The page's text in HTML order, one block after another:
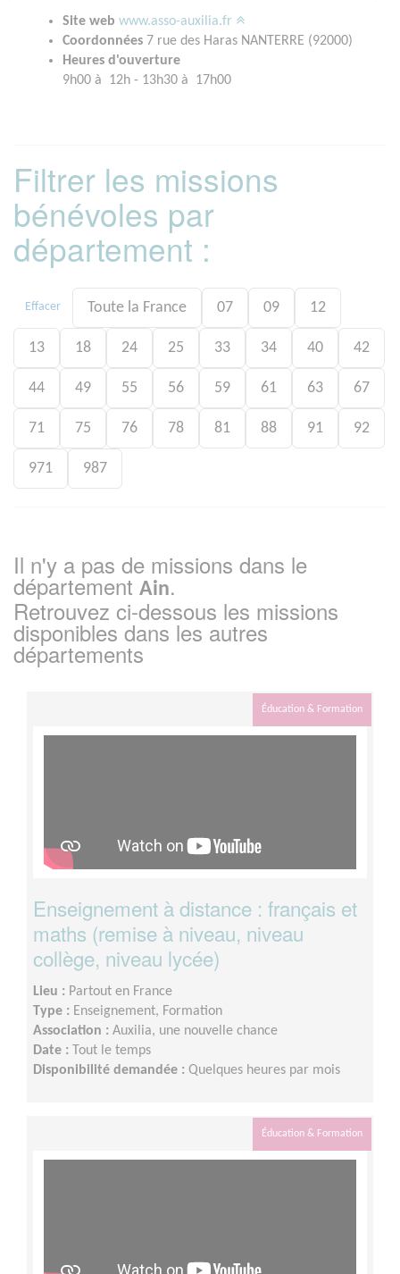
Site web www.asso-auxilia.fr
Coordonnées 7 rue des Haras NANTERRE (92000)
Heures d'ouverture
9h00 à 12h - 13h30 à 17h00
Filtrer les missions
bénévoles par
département :
Effacer Toute la France 07 09 12
13 18 24 25 33 34 40 42
44 49 55 56 59 61 63 67
71 75 76 78 81 88 91 92
971 987
Il n'y a pas de missions dans le
département Ain.
Retrouvez ci-dessous les missions
disponibles dans les autres
départements
Éducation & Formation
Enseignement à distance : français et
maths (remise à niveau, niveau
collège, niveau lycée)
Lieu : Partout en France
Type : Enseignement, Formation
Association : Auxilia, une nouvelle chance
Date :
Tout le temps
Disponibilité demandée : Quelques heures par mois
Éducation & Formation